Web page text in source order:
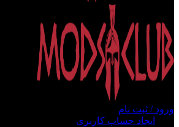
ورود / ثبت نام
ایجاد حساب کاربری